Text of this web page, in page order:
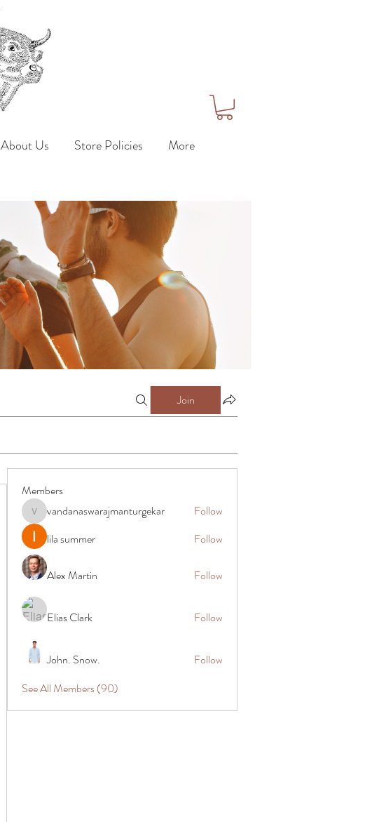
About Us Store Policies More
Join
Members
vandanaswarajmanturgekar
vandanaswarajmanturgekar
Follow
lila summer
Follow
Alex Martin Follow
Elias Clark Follow
John. Snow.
Follow
See All Members (90)